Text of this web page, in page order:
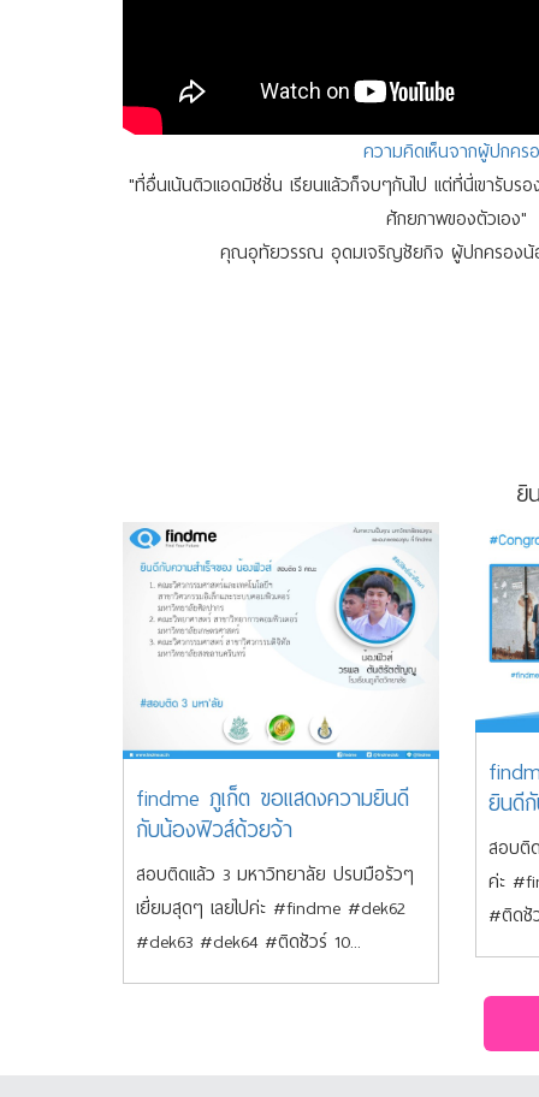
ความคิดเห็นจากผู้ปกคร
"ที่อื่นเน้นติวแอดมิชชั่น เรียนแล้วก็จบๆกันไป แต่ที่นี่เขารับรอ
ศักยภาพของตัวเอง"
คุณอุทัยวรรณ อุดมเจริญชัยกิจ ผู้ปกครองน้
ยิ
findme ภูเก็ต ขอแสดงความยินดี
กับน้องฟิวส์ด้วยจ้า
สอบติดแล้ว 3 มหาวิทยาลัย ปรบมือรัวๆ
เยี่ยมสุดๆ เลยไปค่ะ #findme #dek62
#dek63 #dek64 #ติดชัวร์ 10...
ยินดี
สอบติ
ค่ะ
#ติดชั